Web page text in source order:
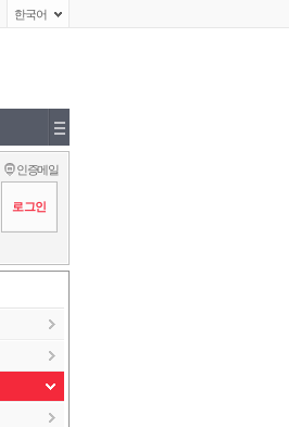
한국어
인증메일